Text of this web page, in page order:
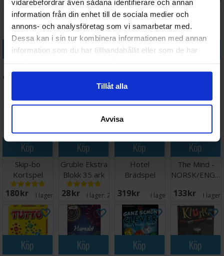
vidarebefordrar även sådana identifierare och annan
information från din enhet till de sociala medier och
annons- och analysföretag som vi samarbetar med.
Dessa kan i sin tur kombinera informationen med annan
information som du har tillhandahållit eller som de har
Tillåt alla
Avvisa
Köp
Clever - Twice
Köp
Challenge
Brädspel
Väntas in:
Köp Köp
I lager:
Köp
Skip-bo
Kortspel
180 SEK I lager: 20+
Köp
Gruble Ekstra
Blokk 35 ark
Norsk
28 SEK I lager:20+
Köp
Hotel
Brädspel
319 SEK I lager:
Köp
The Mind -
NORSK/ENGELSK
133 SEK I lager:
Köp Köp Köp Köp